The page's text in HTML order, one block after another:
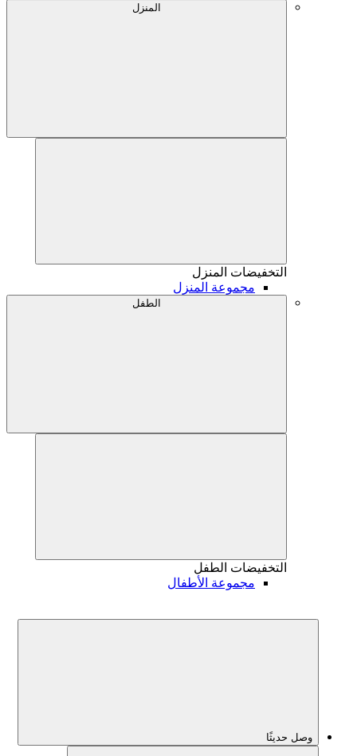
المنزل
التخفيضات المنزل
مجموعة المنزل
الطفل
التخفيضات الطفل
مجموعة الأطفال
وصل حديثًا